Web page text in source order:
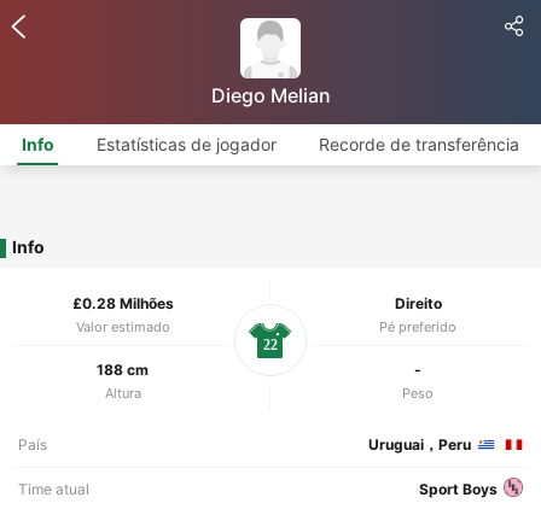
Diego Melian
Info Estatísticas de jogador Recorde de transferência
Info
£0.28 Milhões
Valor estimado
Direito
Pé preferido
188 cm
Altura
-
Peso
22
País Uruguai，Peru
Time atual Sport Boys